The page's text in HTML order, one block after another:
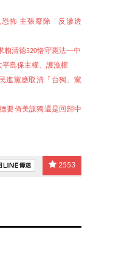
怖 主張廢除「反滲透
賴清德520恪守憲法一中
島保主權、護漁權
進黨應取消「台獨」黨
要倚美謀獨還是回歸中
2553